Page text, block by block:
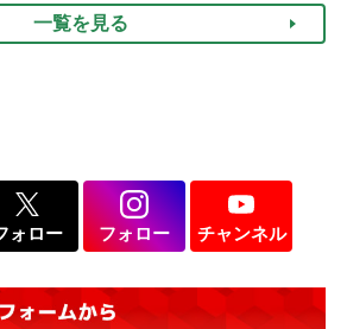
一覧を見る
ォロー フォロー チャンネル